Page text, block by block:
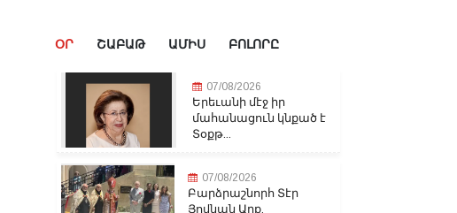
ՕՐ ՇԱԲԱԹ ԱՄԻՍ ԲՈԼՈՐԸ
07/08/2026
Երեւանի մէջ իր
մահանացուն կնքած է
Տօքթ...
07/08/2026
Բարձրաշնորհ Տէր
Յովնան Արք.